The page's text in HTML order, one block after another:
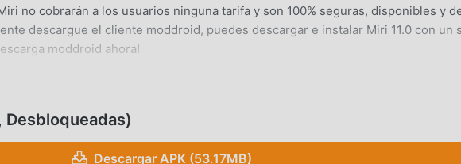
no cobrarán a los usuarios ninguna tarifa y son 100% seguras, disponibles y
descargue el cliente moddroid, puedes descargar e instalar Miri 11.0 con un
moddroid ahora!
de navigation , sus potentes funciones han atraído a una gran cantidad de
Sólo necesitas descargar e instalarMiri11.0, puedes experimentar fácilmente
Desbloqueadas)
Descargar APK (53.17MB)